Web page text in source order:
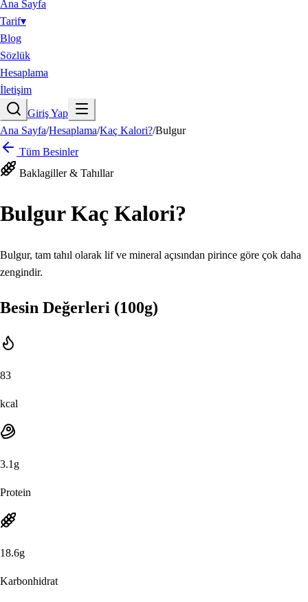
Ana Sayfa
Tarif▾
Blog
Sözlük
Hesaplama
İletişim
Giriş Yap
Ana Sayfa/Hesaplama/Kaç Kalori?/Bulgur
Tüm Besinler
Baklagiller & Tahıllar
BulgurKaç Kalori?
Bulgur, tam tahıl olarak lif ve mineral açısından pirince göre çok daha
zengindir.
Besin Değerleri (100g)
83
kcal
3.1 g
Protein
18.6g
Karbonhidrat